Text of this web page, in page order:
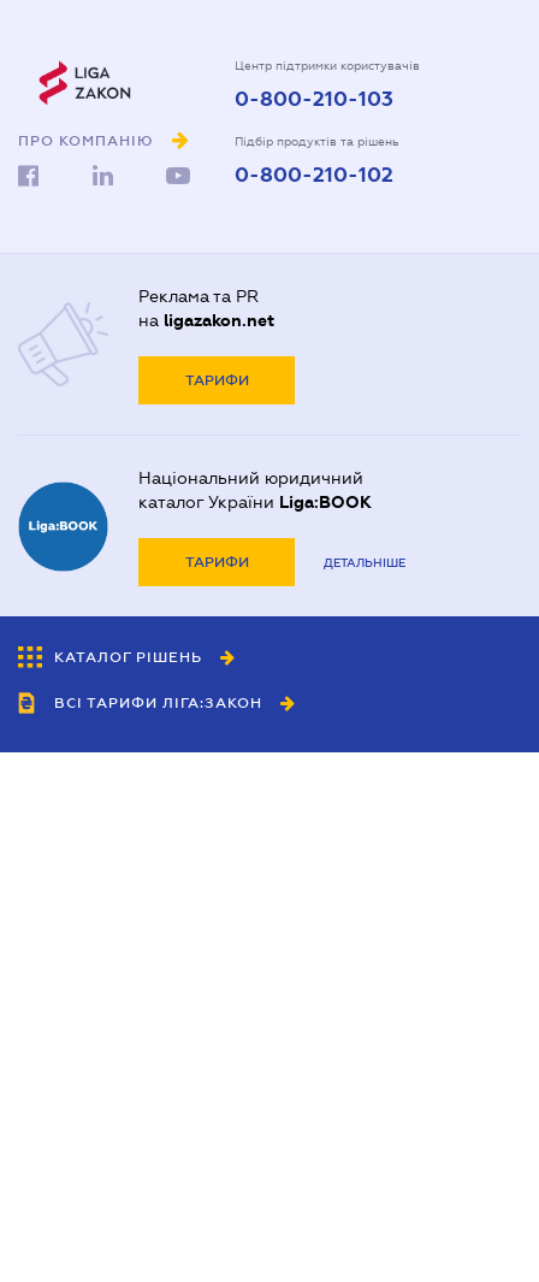
ПРО КОМПАНІЮ
Центр підтримки користувачів
0-800-210-103
Підбір продуктів та рішень
0-800-210-102
Реклама та PR
на ligazakon.net
ТАРИФИ
Національний юридичний
каталог України Liga:BOOK
ТАРИФИ ДЕТАЛЬНІШЕ
КАТАЛОГ РІШЕНЬ
ВСІ ТАРИФИ ЛІГА:ЗАКОН